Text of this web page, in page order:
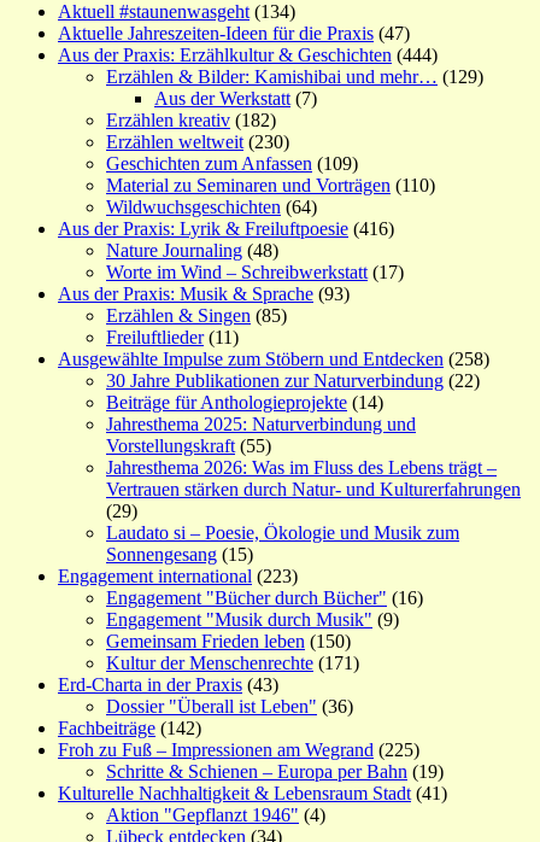
Aktuell #staunenwasgeht (134)
Aktuelle Jahreszeiten-Ideen für die Praxis (47)
Aus der Praxis: Erzählkultur & Geschichten (444)
Erzählen & Bilder: Kamishibai und mehr… (129)
Aus der Werkstatt (7)
Erzählen kreativ (182)
Erzählen weltweit (230)
Geschichten zum Anfassen (109)
Material zu Seminaren und Vorträgen (110)
Wildwuchsgeschichten (64)
Aus der Praxis: Lyrik & Freiluftpoesie (416)
Nature Journaling (48)
Worte im Wind – Schreibwerkstatt (17)
Aus der Praxis: Musik & Sprache (93)
Erzählen & Singen (85)
Freiluftlieder(11)
Ausgewählte Impulse zum Stöbern und Entdecken (258)
30 Jahre Publikationen zur Naturverbindung (22)
Beiträge für Anthologieprojekte (14)
Jahresthema 2025: Naturverbindung und
Vorstellungskraft (55)
Jahresthema 2026: Was im Fluss des Lebens trägt –
Vertrauen stärken durch Natur- und Kulturerfahrungen
(29)
Laudato si – Poesie, Ökologie und Musik zum
Sonnengesang (15)
Engagement international (223)
Engagement "Bücher durch Bücher" (16)
Engagement "Musik durch Musik" (9)
Gemeinsam Frieden leben (150)
Kultur der Menschenrechte (171)
Erd-Charta in der Praxis (43)
Dossier "Überall ist Leben" (36)
Fachbeiträge (142)
Froh zu Fuß – Impressionen am Wegrand (225)
Schritte & Schienen – Europa per Bahn (19)
Kulturelle Nachhaltigkeit & Lebensraum Stadt (41)
Aktion "Gepflanzt 1946" (4)
Lübeck entdecken (34)